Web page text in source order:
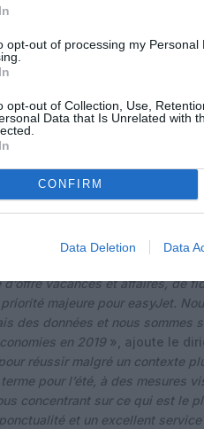
opt-out of processing my Personal
opt-out of Collection, Use,
Data that Is Unrelated with
CONFIRM
Data Deletion Data
: «Je suis ravi qu’en dépit de
accueilli plus de 41 millions de
obtenu de bons résultats
et que la satisfaction vis-à-
également bien progressé
vacances et affaires, de
majeure pour easyJet.
des données et nous sommes
en 2019 », ajoute le
réussir malgré un contexte
pour l’été, à des mesures
concentrant sur ce qui est le
et un excellent